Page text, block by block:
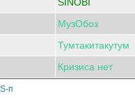
МузОбоз
Тумтакитакутум
Кризиса нет